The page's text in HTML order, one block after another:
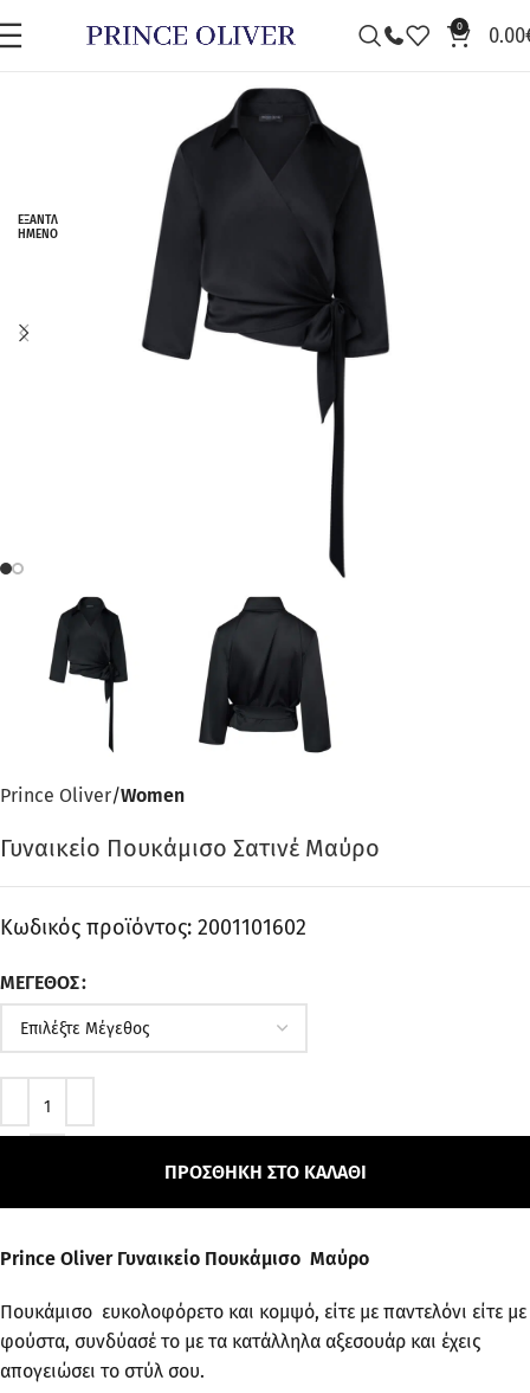
0 0.00
ΕΞΑΝΤΛ
ΗΜΈΝΟ
Prince Oliver Women
Γυναικείο Πουκάμισο Σατινέ Μαύρο
Κωδικός προϊόντος: 2001101602
ΜΈΓΕΘΟΣ
ΠΡΟΣΘΉΚΗ ΣΤΟ ΚΑΛΆΘΙ
Prince Oliver Γυναικείο Πουκάμισο Μαύρο
Πουκάμισο ευκολοφόρετο και κομψό, είτε με παντελόνι είτε με
φούστα, συνδύασέ το με τα κατάλληλα αξεσουάρ και έχεις
απογειώσει το στύλ σου.